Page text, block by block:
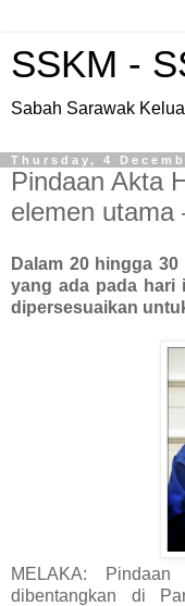
SSKM -
Sabah Sarawak
Thursday, 4
Pindaan Akta
elemen utama
Dalam 20 hingga
yang ada pada hari
dipersesuaikan
MELAKA:
dibentangkan di